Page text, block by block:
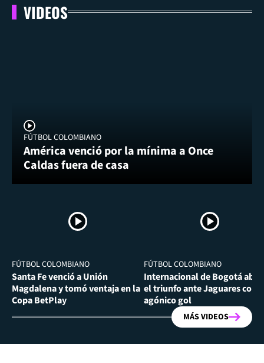
VIDEOS
FÚTBOL COLOMBIANO
América venció por la mínima a Once
Caldas fuera de casa
FÚTBOL COLOMBIANO
Santa Fe venció a Unión
Magdalena y tomó ventaja en la
Copa BetPlay
FÚTBOL COLOMBIANO
Internacional de Bogotá
el triunfo ante Jaguares con
agónico gol
MÁS VIDEOS